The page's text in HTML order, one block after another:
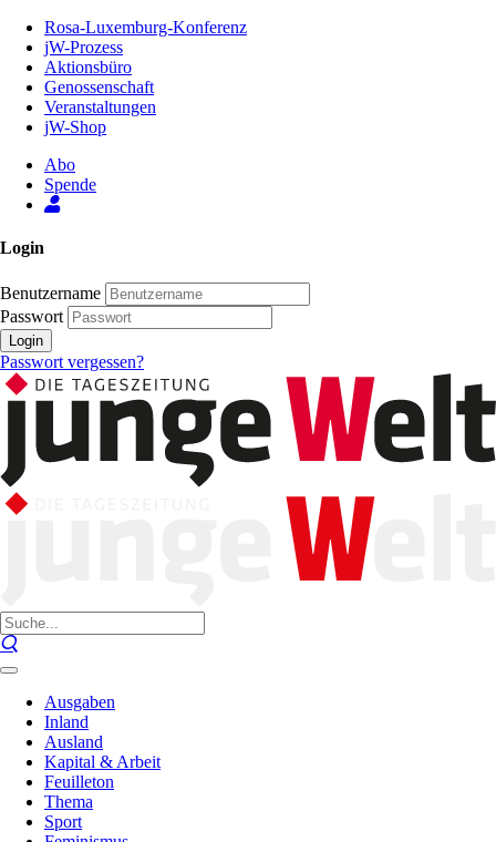
Inhalt
Seite
Rosa-Luxemburg-Konferenz
jW-Prozess
Aktionsbüro
Genossenschaft
Veranstaltungen
jW-Shop
Abo
Spende
Login
Benutzername
Passwort
Login
Passwort vergessen?
Ausgaben
Inland
Ausland
Kapital & Arbeit
Feuilleton
Thema
Sport